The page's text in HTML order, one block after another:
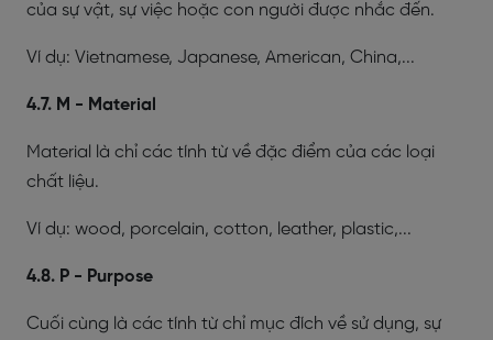
của sự vật, sự việc hoặc con người được nhắc đến.
Ví dụ: Vietnamese, Japanese, American, China,...
4.7. M - Material
Material là chỉ các tính từ về đặc điểm của các loại
chất liệu.
Ví dụ: wood, porcelain, cotton, leather, plastic,...
4.8. P - Purpose
Cuối cùng là các tính từ chỉ mục đích về sử dụng, sự